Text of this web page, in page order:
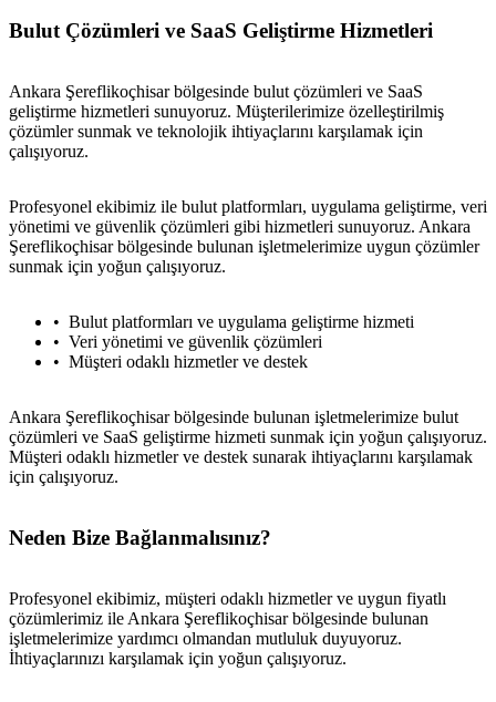
Bulut Çözümleri ve SaaS Geliştirme Hizmetleri
Ankara Şereflikoçhisar bölgesinde bulut çözümleri ve SaaS
geliştirme hizmetleri sunuyoruz. Müşterilerimize özelleştirilmiş
çözümler sunmak ve teknolojik ihtiyaçlarını karşılamak için
çalışıyoruz.
Profesyonel ekibimiz ile bulut platformları, uygulama geliştirme, veri
yönetimi ve güvenlik çözümleri gibi hizmetleri sunuyoruz. Ankara
Şereflikoçhisar bölgesinde bulunan işletmelerimize uygun çözümler
sunmak için yoğun çalışıyoruz.
Bulut platformları ve uygulama geliştirme hizmeti
Veri yönetimi ve güvenlik çözümleri
Müşteri odaklı hizmetler ve destek
Ankara Şereflikoçhisar bölgesinde bulunan işletmelerimize bulut
çözümleri ve SaaS geliştirme hizmeti sunmak için yoğun çalışıyoruz.
Müşteri odaklı hizmetler ve destek sunarak ihtiyaçlarını karşılamak
için çalışıyoruz.
Neden Bize Bağlanmalısınız?
Profesyonel ekibimiz, müşteri odaklı hizmetler ve uygun fiyatlı
çözümlerimiz ile Ankara Şereflikoçhisar bölgesinde bulunan
işletmelerimize yardımcı olmandan mutluluk duyuyoruz.
İhtiyaçlarınızı karşılamak için yoğun çalışıyoruz.